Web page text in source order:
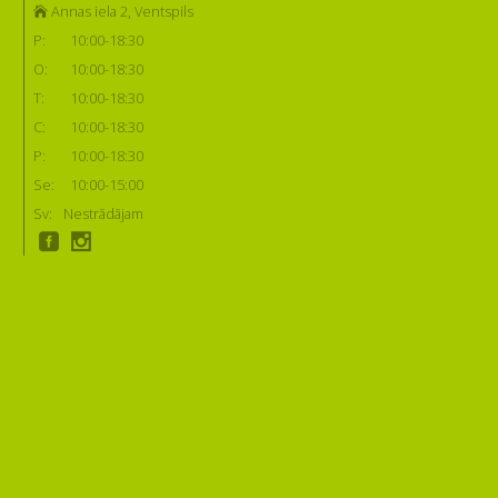
Annas iela 2, Ventspils
P:
10:00-18:30
O:
10:00-18:30
T:
10:00-18:30
C:
10:00-18:30
P:
10:00-18:30
Se:
10:00-15:00
Sv:
Nestrādājam